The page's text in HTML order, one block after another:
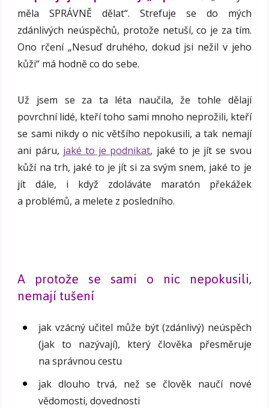
měla SPRÁVNĚ dělat“. Strefuje se do mých
zdánlivých neúspěchů, protože netuší, co je za tím.
Ono rčení „Nesuď druhého, dokud jsi nežil v jeho
kůži“ má hodně co do sebe.
Už jsem se za ta léta naučila, že tohle dělají
povrchní lidé, kteří toho sami mnoho neprožili, kteří
se sami nikdy o nic většího nepokusili, a tak nemají
ani páru, jaké to je podnikat, jaké to je jít se svou
kůží na trh, jaké to je jít si za svým snem, jaké to je
jít dále, i když zdoláváte maratón překážek
a problémů, a melete z posledního.
A protože se sami o nic nepokusili,
nemají tušení
jak vzácný učitel může být (zdánlivý) neúspěch
(jak to nazývají), který člověka přesměruje
na správnou cestu
jak dlouho trvá, než se člověk naučí nové
vědomosti, dovednosti